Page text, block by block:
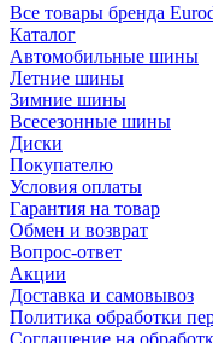
Все товары бренда
Каталог
Автомобильные шины
Летние шины
Зимние шины
Всесезонные шины
Диски
Покупателю
Условия оплаты
Гарантия на товар
Обмен и возврат
Вопрос-ответ
Акции
Доставка и самовывоз
Политика обработки
Соглашение на